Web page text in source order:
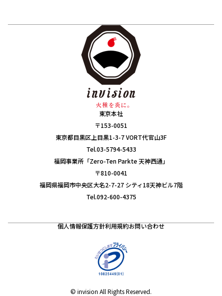
東京本社
〒153-0051
東京都目黒区上目黒1-3-7 VORT代官山3F
Tel.03-5794-5433
福岡事業所「Zero-Ten Parkte 天神西通」
〒810-0041
福岡県福岡市中央区大名2-7-27 シティ18天神ビル7階
Tel.092-600-4375
個人情報保護方針利用規約お問い合わせ
© invision All Rights Reserved.